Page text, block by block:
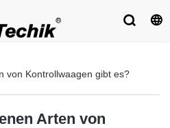
von Kontrollwaagen gibt es?
Arten von